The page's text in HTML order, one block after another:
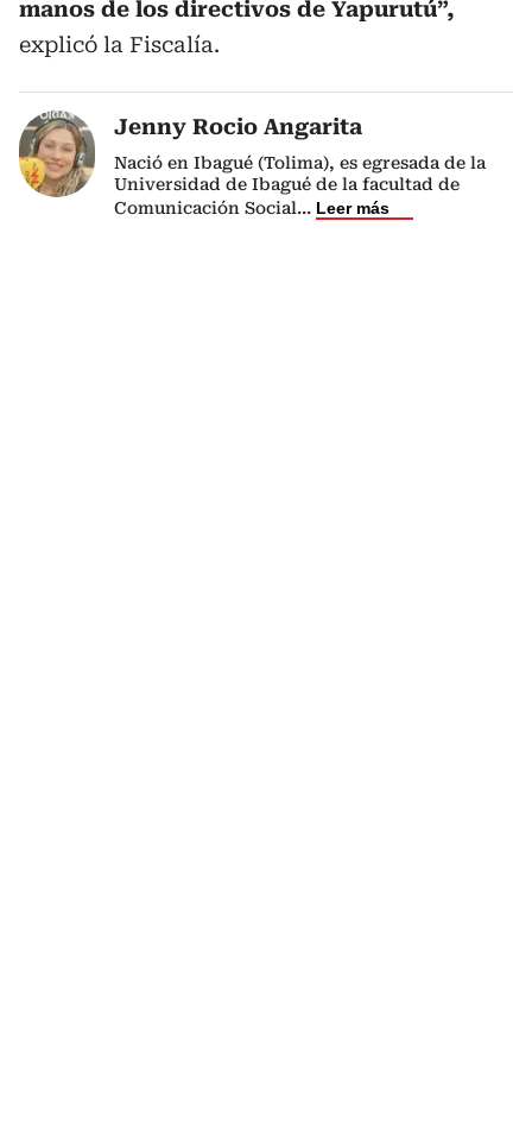
manos de los directivos de Yapurutú”,
explicó la Fiscalía.
Jenny Rocio Angarita
Nació en Ibagué (Tolima), es egresada de la
Universidad de Ibagué de la facultad de
Comunicación Social... Leer más